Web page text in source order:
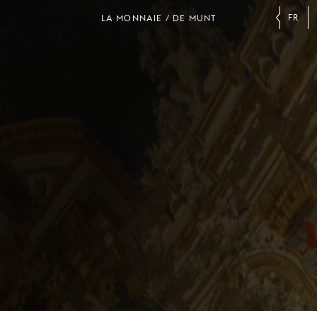
LA MONNAIE / DE MUNT FR